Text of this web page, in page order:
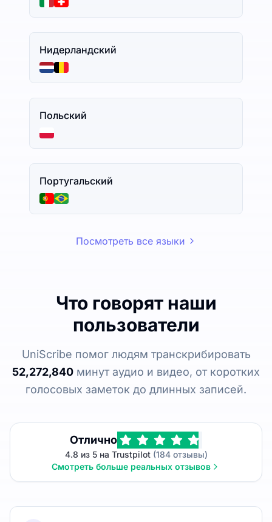
Нидерландский
Польский
Португальский
Посмотреть все языки
Что говорят наши
пользователи
UniScribe помог людям транскрибировать
52,272,840 минут аудио и видео, от коротких
голосовых заметок до длинных записей.
Отлично
4.8 из 5 на Trustpilot(184 отзывы)
Смотреть больше реальных отзывов